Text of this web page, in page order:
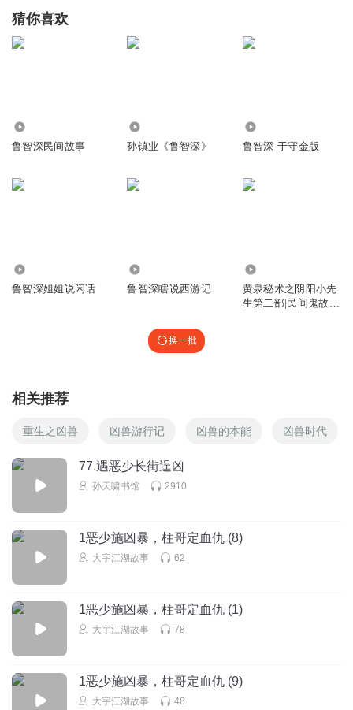
猜你喜欢
鲁智深民间故事 孙镇业《鲁智深》 鲁智深-于守金版
鲁智深姐姐说闲话 鲁智深瞎说西游记
黄泉秘术之阴阳小先
生第二部|民间鬼故
换一批
相关推荐
重生之凶兽 凶兽游行记 凶兽的本能 凶兽时代
77.遇恶少长街逞凶
孙天啸书馆 2910
1恶少施凶暴，柱哥定血仇 (8)
大宇江湖故事 62
1恶少施凶暴，柱哥定血仇 (1)
大宇江湖故事 78
1恶少施凶暴，柱哥定血仇 (9)
大宇江湖故事 48